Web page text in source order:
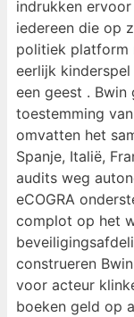
indrukken
iedereen die op
politiek platform
eerlijk
een geest .
toestemming
omvatten het
Spanje, Italië,
audits weg
eCOGRA
complot op het
construeren
voor acteur
boeken geld op